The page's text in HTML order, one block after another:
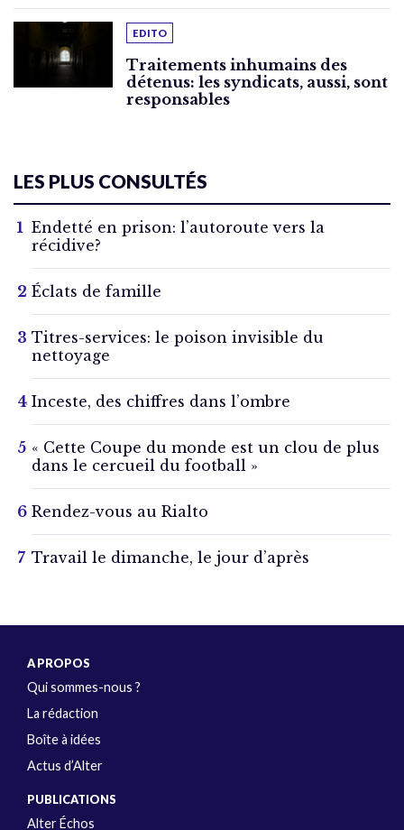
EDITO
Traitements inhumains des
détenus: les syndicats, aussi, sont
responsables
LES PLUS CONSULTÉS
Endetté en prison: l’autoroute vers la
récidive?
Éclats de famille
Titres-services: le poison invisible du
nettoyage
Inceste, des chiffres dans l’ombre
« Cette Coupe du monde est un clou de plus
dans le cercueil du football »
Rendez-vous au Rialto
Travail le dimanche, le jour d’après
A PROPOS
Qui sommes-nous ?
La rédaction
Boîte à idées
Actus d’Alter
PUBLICATIONS
Alter Échos